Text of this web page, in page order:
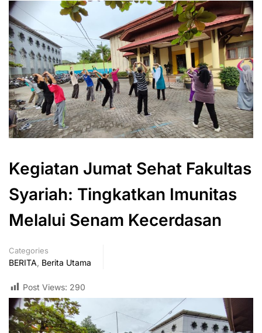
Kegiatan Jumat Sehat Fakultas
Syariah: Tingkatkan Imunitas
Melalui Senam Kecerdasan
Categories
BERITA, Berita Utama
Post Views: 290